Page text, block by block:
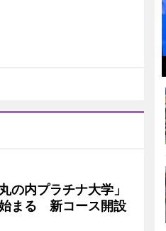
の内プラチナ大学」
まる 新コース開設